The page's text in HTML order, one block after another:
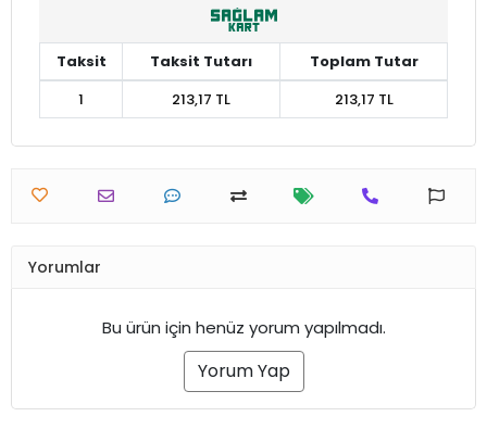
Taksit Taksit Tutarı
Toplam Tutar
1
213,17 TL 213,17 TL
Yorumlar
Bu ürün için henüz yorum yapılmadı.
Yorum Yap